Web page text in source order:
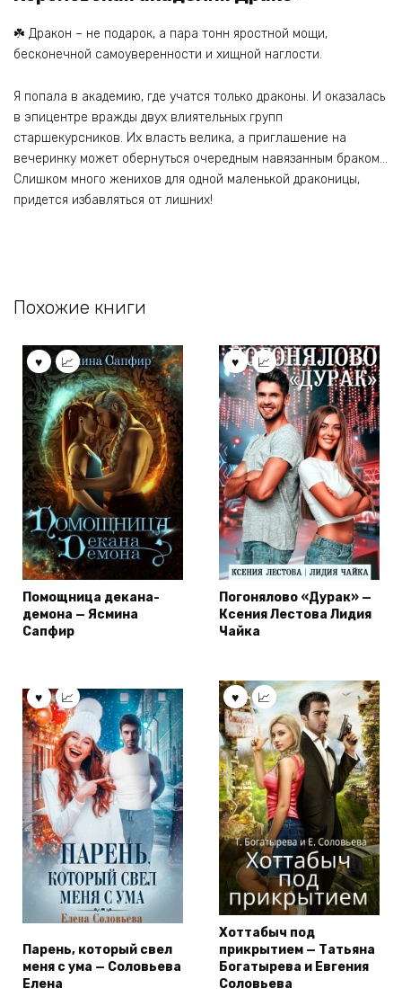
☘️ Дракон – не подарок, а пара тонн яростной мощи,
бесконечной самоуверенности и хищной наглости.
Я попала в академию, где учатся только драконы. И оказалась
в эпицентре вражды двух влиятельных групп
старшекурсников. Их власть велика, а приглашение на
вечеринку может обернуться очередным навязанным браком…
Слишком много женихов для одной маленькой драконицы,
придется избавляться от лишних!
Похожие книги
Помощница декана-
демона — Ясмина
Сапфир
Погонялово «Дурак» —
Ксения Лестова Лидия
Чайка
Парень, который свел
меня с ума — Соловьева
Елена
Хоттабыч под
прикрытием — Татьяна
Богатырева и Евгения
Соловьева